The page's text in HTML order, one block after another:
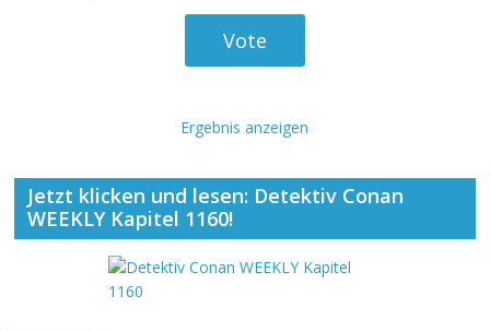
Ergebnis anzeigen
Jetzt klicken und lesen: Detektiv Conan
WEEKLY Kapitel 1160!